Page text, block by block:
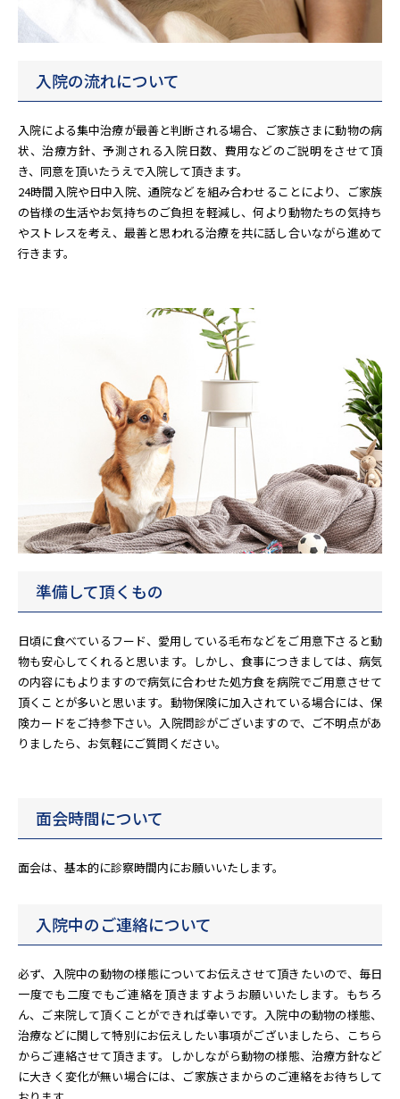
入院の流れについて
入院による集中治療が最善と判断される場合、ご家族さまに動物の病
状、治療方針、予測される入院日数、費用などのご説明をさせて頂
き、同意を頂いたうえで入院して頂きます。
24時間入院や日中入院、通院などを組み合わせることにより、ご家族
の皆様の生活やお気持ちのご負担を軽減し、何より動物たちの気持ち
やストレスを考え、最善と思われる治療を共に話し合いながら進めて
行きます。
準備して頂くもの
日頃に食べているフード、愛用している毛布などをご用意下さると動
物も安心してくれると思います。しかし、食事につきましては、病気
の内容にもよりますので病気に合わせた処方食を病院でご用意させて
頂くことが多いと思います。動物保険に加入されている場合には、保
険カードをご持参下さい。入院問診がございますので、ご不明点があ
りましたら、お気軽にご質問ください。
面会時間について
面会は、基本的に診察時間内にお願いいたします。
入院中のご連絡について
必ず、入院中の動物の様態についてお伝えさせて頂きたいので、毎日
一度でも二度でもご連絡を頂きますようお願いいたします。もちろ
ん、ご来院して頂くことができれば幸いです。入院中の動物の様態、
治療などに関して特別にお伝えしたい事項がございましたら、こちら
からご連絡させて頂きます。しかしながら動物の様態、治療方針など
に大きく変化が無い場合には、ご家族さまからのご連絡をお待ちして